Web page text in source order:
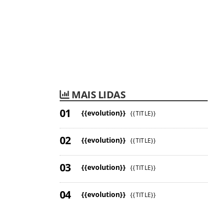
MAIS LIDAS
{{evolution}} {{TITLE}}
{{evolution}} {{TITLE}}
{{evolution}} {{TITLE}}
{{evolution}} {{TITLE}}